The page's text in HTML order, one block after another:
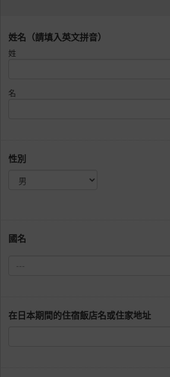
姓名（請填入英文拼音）
姓
名
性別
國名
---
在日本期間的住宿飯店名或住家地址